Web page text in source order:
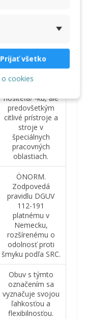
Elektro Static
Discharge – ESD
– obuv s·týmto
označením
nositeľa/ -ku, ale
predovšetkým
citlivé prístroje a
stroje v
špeciálnych
pracovných
oblastiach.
ÖNORM.
Zodpovedá
pravidlu DGUV
112-191
platnému v
Nemecku,
rozšírenému o
odolnosť proti
šmyku podľa SRC.
Obuv s týmto
označením sa
vyznačuje svojou
ľahkosťou a
flexibilnosťou.
Prijať všetko
cookies